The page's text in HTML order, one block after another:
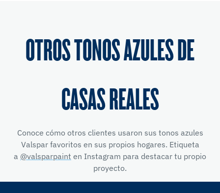
OTROS TONOS AZULES DE
CASAS REALES
Conoce cómo otros clientes usaron sus tonos azules
Valspar favoritos en sus propios hogares. Etiqueta
a @valsparpaint en Instagram para destacar tu propio
proyecto.